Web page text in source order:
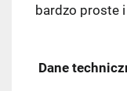
bardzo proste
Dane